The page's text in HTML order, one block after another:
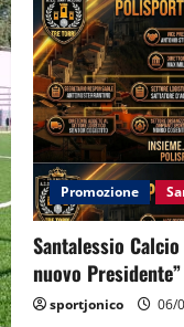
Promozione
Santalessio
nuovo Presidente”
sportjonico 06/